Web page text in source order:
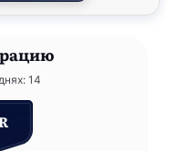
14